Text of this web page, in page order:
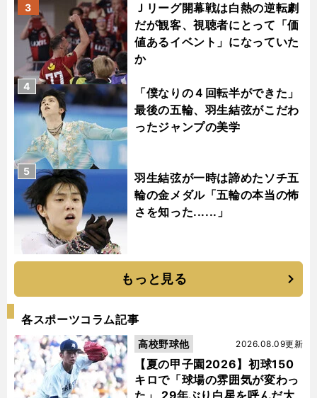
Ｊリーグ開幕戦は白熱の逆転劇
だが観客、視聴者にとって「価
値あるイベント」になっていた
か
3
「僕なりの４回転半ができた」
最後の五輪、羽生結弦がこだわ
ったジャンプの美学
4
羽生結弦が一時は諦めたソチ五
輪の金メダル「五輪の本当の怖
さを知った......」
5
もっと見る
各スポーツコラム記事
【夏の甲子園2026】初球150
キロで「球場の雰囲気が変わっ
た」 29年ぶり白星を呼んだ大
2026.08.09更新
高校野球他